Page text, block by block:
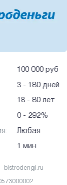
100 000 руб
3 - 180 дней
18 - 80 лет
0 - 292%
Любая
1 мин
bistrodengi.ru